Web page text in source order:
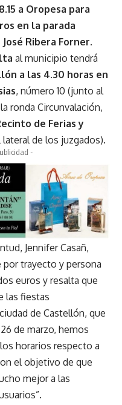
a Oropesa para
en la parada
Ribera Forner.
al municipio tendrá
a las 4.30 horas en
, número 10 (junto al
ronda Circunvalación,
de Ferias y
de los juzgados).
-
Jennifer Casañ,
por trayecto y persona
euros y resalta que
las fiestas
de Castellón, que
de marzo, hemos
horarios respecto a
el objetivo de que
mejor a las